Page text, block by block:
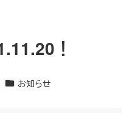
！
カテゴリー
お知らせ